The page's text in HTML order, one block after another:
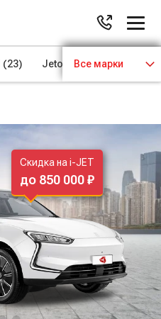
(23) Jetour (8) Kaiyi (4)
Все марки
Скидка на i-JET
до 850 000 ₽